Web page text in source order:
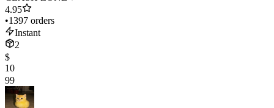
4.95
•1397 orders
Instant
2
$
10
99